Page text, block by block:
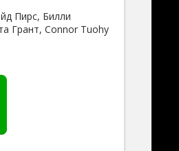
Пирс, Билли
Грант, Connor Tuohy